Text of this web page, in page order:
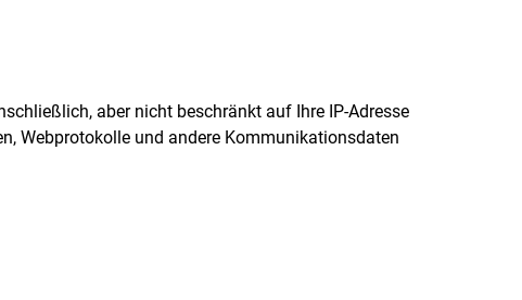
aber nicht beschränkt auf Ihre IP-Adresse
Webprotokolle und andere Kommunikationsdaten